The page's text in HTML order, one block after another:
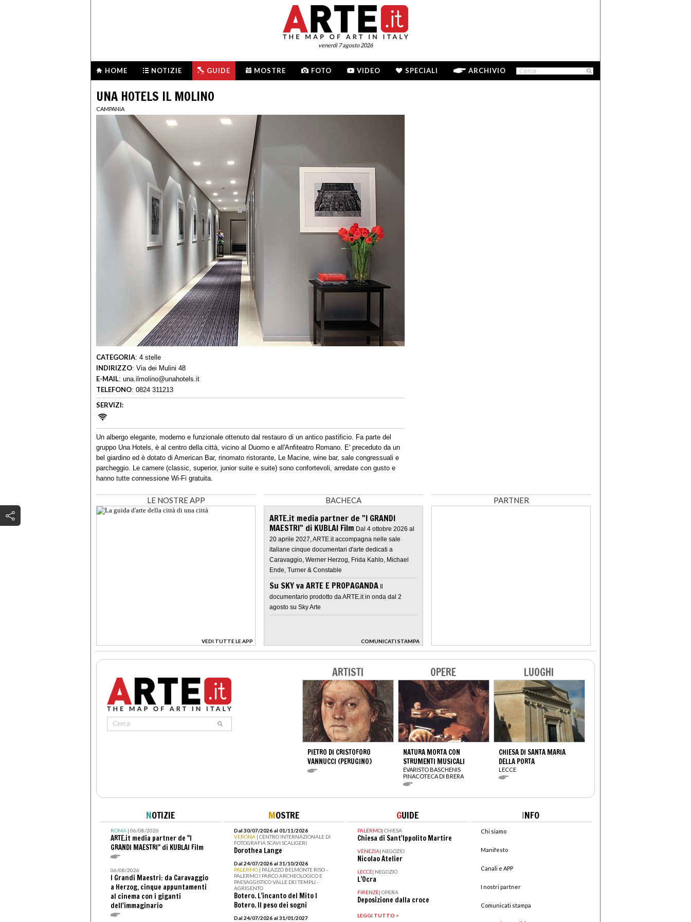
venerdì 7 agosto 2026
HOME NOTIZIE GUIDE MOSTRE FOTO VIDEO SPECIALI ARCHIVIO
UNA HOTELS IL MOLINO
CAMPANIA
CATEGORIA: 4 stelle
INDIRIZZO: Via dei Mulini 48
E-MAIL: una.ilmolino@unahotels.it
TELEFONO: 0824 311213
SERVIZI:
Un albergo elegante, moderno e funzionale ottenuto dal restauro di un antico pastificio. Fa parte del
gruppo Una Hotels, è al centro della città, vicino al Duomo e all'Anfiteatro Romano. E' preceduto da un
bel giardino ed è dotato di American Bar, rinomato ristorante, Le Macine, wine bar, sale congressuali e
parcheggio. Le camere (classic, superior, junior suite e suite) sono confortevoli, arredate con gusto e
hanno tutte connessione Wi-Fi gratuita.
LE NOSTRE APP
VEDI TUTTE LE APP
>
BACHECA
ARTE.it media partner de "I GRANDI
MAESTRI" di KUBLAI Film Dal 4 ottobre 2026 al
20 aprile 2027, ARTE.it accompagna nelle sale
italiane cinque documentari d'arte dedicati a
Caravaggio, Werner Herzog, Frida Kahlo, Michael
Ende, Turner & Constable
Su SKY va ARTE E PROPAGANDA Il
documentario prodotto da ARTE.it in onda dal 2
agosto su Sky Arte
COMUNICATI STAMPA
>
PARTNER
ARTISTI
PIETRO DI CRISTOFORO
VANNUCCI (PERUGINO)
OPERE
NATURA MORTA CON
STRUMENTI MUSICALI
EVARISTO BASCHENIS
PINACOTECA DI BRERA
LUOGHI
CHIESA DI SANTA MARIA
DELLA PORTA
LECCE
NOTIZIE
ROMA| 06/08/2026
ARTE.it media partner de "I
GRANDI MAESTRI" di KUBLAI Film
06/08/2026
I Grandi Maestri: da Caravaggio
a Herzog, cinque appuntamenti
al cinema con i giganti
dell'immaginario
MOSTRE
Dal 30/07/2026 al 01/11/2026
VERONA | CENTRO INTERNAZIONALE DI
FOTOGRAFIA SCAVI SCALIGERI
Dorothea Lange
Dal 24/07/2026 al 31/10/2026
PALERMO | PALAZZO BELMONTE RISO -
PALERMO I PARCO ARCHEOLOGICO E
PAESAGGISTICO VALLE DEI TEMPLI -
AGRIGENTO
Botero. L’incanto del Mito I
Botero. Il peso dei sogni
Dal 24/07/2026 al 31/01/2027
GUIDE
PALERMO| CHIESA
Chiesa di Sant'Ippolito Martire
VENEZIA| NEGOZIO
Nicolao Atelier
LECCE| NEGOZIO
L’Ocra
FIRENZE| OPERA
Deposizione dalla croce
LEGGI TUTTO >
INFO
Chi siamo
Manifesto
Canali e APP
I nostri partner
Comunicati stampa